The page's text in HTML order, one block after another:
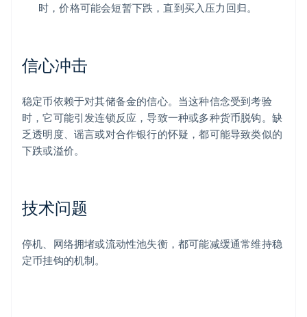
时，价格可能会短暂下跌，直到买入压力回归。
信心冲击
稳定币依赖于对其储备金的信心。当这种信念受到考验
时，它可能引发连锁反应，导致一种或多种货币脱钩。缺
乏透明度、谣言或对合作银行的怀疑，都可能导致类似的
下跌或溢价。
技术问题
停机、网络拥堵或流动性池失衡，都可能减缓通常维持稳
定币挂钩的机制。